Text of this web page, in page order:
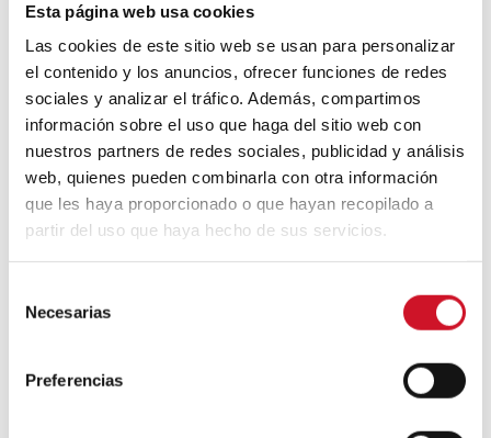
Esta página web usa cookies
Las cookies de este sitio web se usan para personalizar
el contenido y los anuncios, ofrecer funciones de redes
sociales y analizar el tráfico. Además, compartimos
información sobre el uso que haga del sitio web con
nuestros partners de redes sociales, publicidad y análisis
web, quienes pueden combinarla con otra información
que les haya proporcionado o que hayan recopilado a
partir del uso que haya hecho de sus servicios.
Necesarias
Preferencias
básico de un iglú: evitar que se introduzca
el frío y que el calor se escape.
En la antigüedad, en los Alpes y
Escandinavia, se colocaban piedras y
troncos en los techos para aumentar
fricción y retención de nieve a fin de que
actuará como aislante térmico. En la época
moderna, los guardanieves cumplen esta
función.